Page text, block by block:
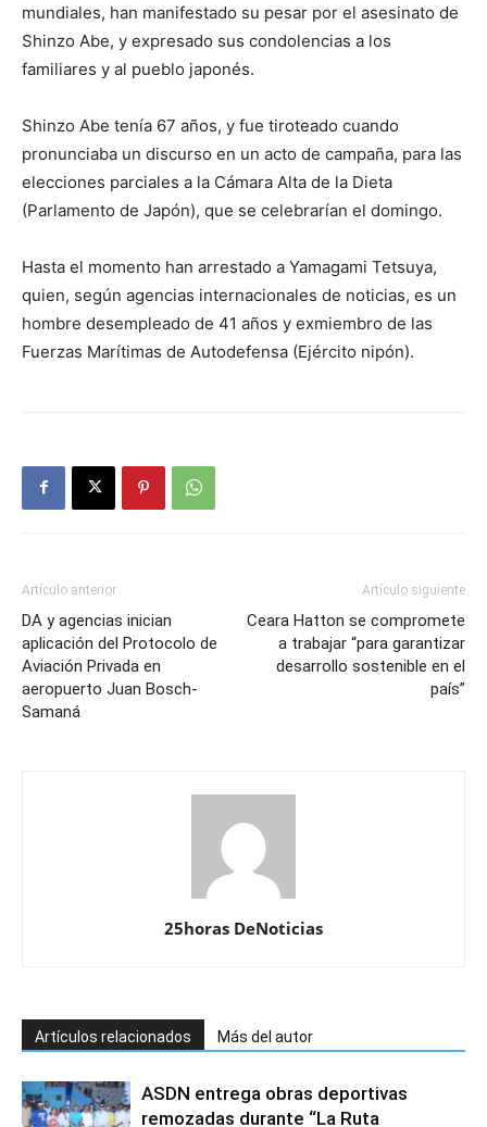
mundiales, han manifestado su pesar por el asesinato de
Shinzo Abe, y expresado sus condolencias a los
familiares y al pueblo japonés.
Shinzo Abe tenía 67 años, y fue tiroteado cuando
pronunciaba un discurso en un acto de campaña, para las
elecciones parciales a la Cámara Alta de la Dieta
(Parlamento de Japón), que se celebrarían el domingo.
Hasta el momento han arrestado a Yamagami Tetsuya,
quien, según agencias internacionales de noticias, es un
hombre desempleado de 41 años y exmiembro de las
Fuerzas Marítimas de Autodefensa (Ejército nipón).
Artículo anterior
DA y agencias inician
aplicación del Protocolo de
Aviación Privada en
aeropuerto Juan Bosch-
Samaná
Artículo siguiente
Ceara Hatton se compromete
a trabajar “para garantizar
desarrollo sostenible en el
país”
25horas DeNoticias
Artículos relacionados Más del autor
ASDN entrega obras deportivas
remozadas durante “La Ruta